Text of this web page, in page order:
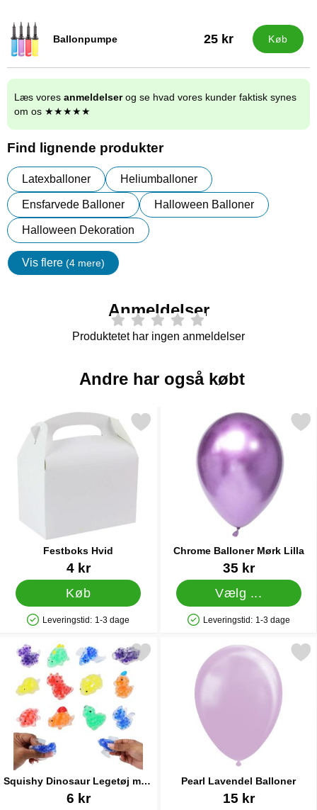
Ballonpumpe
Varenr 9838 25 kr Køb
Læs vores anmeldelserog se hvad vores kunder faktisk synes
om os ★★★★★
Find lignende produkter
Latexballoner Heliumballoner
Ensfarvede Balloner Halloween Balloner
Halloween Dekoration
Vis flere (4 mere)
Egenskaper
Anmeldelser
Produktetet har ingen anmeldelser
Andre har også købt
Festboks Hvid
Varenr 124094 kr
Køb
Produkttilgængelighed: På lager
Leveringstid: 1-3 dage
Markér festboks Hvid som favorit
Chrome Balloner Mørk Lilla
Varenr 1733535 kr
Vælg ...
Produkttilgængelighed: På lager
Leveringstid: 1-3 dage
Markér chrome Balloner
Squishy Dinosaur Legetøj med
Perler 5 cm
Varenr 915776 kr
squishy Dinosaur Legetøj med Perler 5 cm som favorit
Pearl Lavendel Balloner
Varenr 2942115 kr
Markér pearl Lavendel